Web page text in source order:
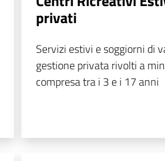
privati
Servizi estivi e soggiorni di
gestione privata rivolti a
compresa tra i 3 e i 17 anni